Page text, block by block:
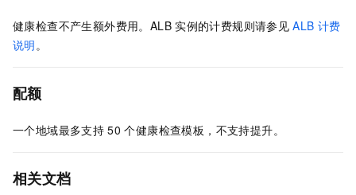
健康检查不产生额外费用。ALB 实例的计费规则请参见 ALB 计费
说明 。
配额
一个地域最多支持 50 个健康检查模板，不支持提升。
相关文档